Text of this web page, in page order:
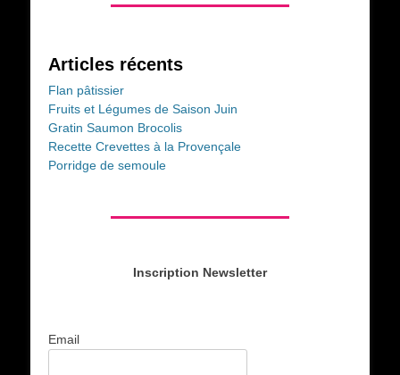
Articles récents
Flan pâtissier
Fruits et Légumes de Saison Juin
Gratin Saumon Brocolis
Recette Crevettes à la Provençale
Porridge de semoule
Inscription Newsletter
Email